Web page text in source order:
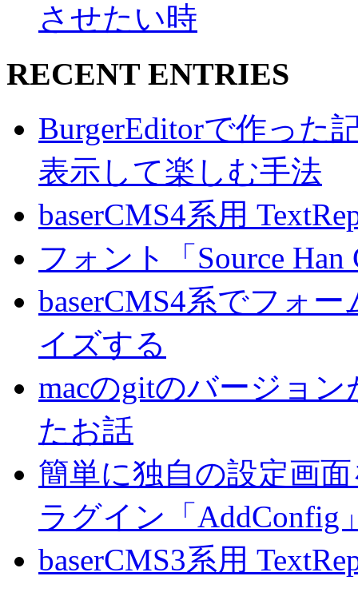
させたい時
RECENT ENTRIES
BurgerEditorで作った
表示して楽しむ手法
baserCMS4系用
フォント「Source
baserCMS4系でフォ
イズする
macのgitのバージョ
たお話
簡単に独自の設定画
ラグイン「AddConfig
baserCMS3系用